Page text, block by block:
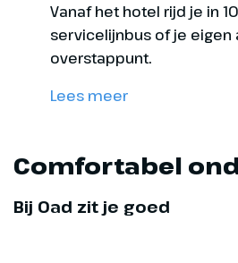
Naar huis
Na het ontbijt
naar
nagenieten
reis.
Vanaf het hotel rijd je in
servicelijnbus of je eigen
overstappunt.
Lees meer
Comfortabel
Bij Oad zit je goed